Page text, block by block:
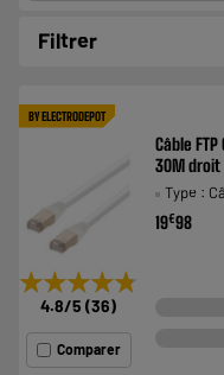
Filtrer
BY ELECTRODEPOT
★★★★★
★★★★★
4.8/5 (36)
Comparer
Câble FTP
30M droit
Type :
19€98